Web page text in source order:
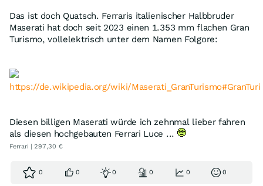
Das ist doch Quatsch. Ferraris italienischer Halbbruder
Maserati hat doch seit 2023 einen 1.353 mm flachen Gran
Turismo, vollelektrisch unter dem Namen Folgore:
https://de.wikipedia.org/wiki/
Diesen billigen Maserati würde ich zehnmal lieber fahren
als diesen hochgebauten Ferrari Luce ...
Ferrari | 297,30 €
0 0 0 0 0 0